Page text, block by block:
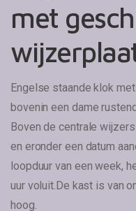
met
Engelse staande klok
bovenin een dame
Boven de centrale
en eronder een datum
loopduur van een week,
uur voluit.De kast is van
hoog.